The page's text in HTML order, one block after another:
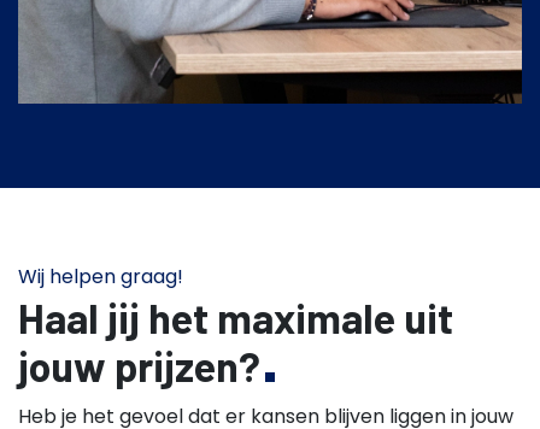
Wij helpen graag!
Haal jij het maximale uit
jouw prijzen?
Heb je het gevoel dat er kansen blijven liggen in jouw